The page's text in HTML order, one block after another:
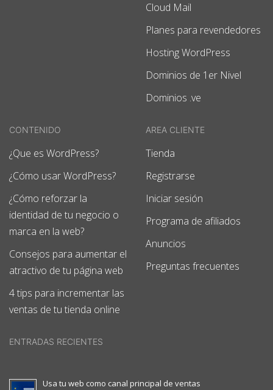
Cloud Mail
Planes para revendedores
Hosting WordPress
Dominios de 1er Nivel
Dominios .ve
CONTENIDO
¿Que es WordPress?
¿Cómo usar WordPress?
¿Cómo reforzar la
identidad de tu negocio o
marca en la web?
Consejos para aumentar el
atractivo de tu página web
4 tips para incrementar las
ventas de tu tienda online
AREA CLIENTE
Tienda
Registrarse
Iniciar sesión
Programa de afiliados
Anuncios
Preguntas frecuentes
ENTRADAS RECIENTES
Usa tu web como canal principal de ventas